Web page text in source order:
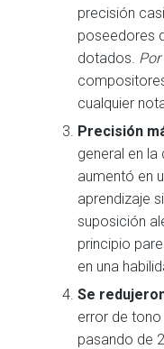
precisión
poseedores
dotados.
cualquier
Precisión
general en
aumentó en
aprendizaje
suposición
principio
en una
Se
error de
pasando de